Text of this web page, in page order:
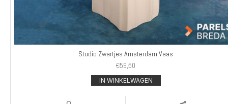
Studio Zwartjes Amsterdam Vaas
€59,50
IN WINKELWAGEN